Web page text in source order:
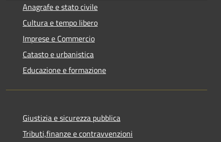
Anagrafe e stato civile
Cultura e tempo libero
Imprese e Commercio
Catasto e urbanistica
Educazione e formazione
Giustizia e sicurezza pubblica
Tributi,finanze e contravvenzioni